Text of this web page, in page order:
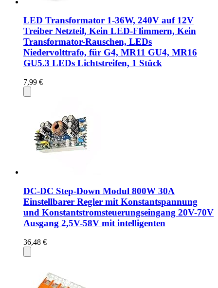
LED Transformator 1-36W, 240V auf 12V
Treiber Netzteil, Kein LED-Flimmern, Kein
Transformator-Rauschen, LEDs
Niedervolttrafo, für G4, MR11 GU4, MR16
GU5.3 LEDs Lichtstreifen, 1 Stück
7,99 €
DC-DC Step-Down Modul 800W 30A
Einstellbarer Regler mit Konstantspannung
und Konstantstromsteuerungseingang 20V-70V
Ausgang 2,5V-58V mit intelligenten
36,48 €